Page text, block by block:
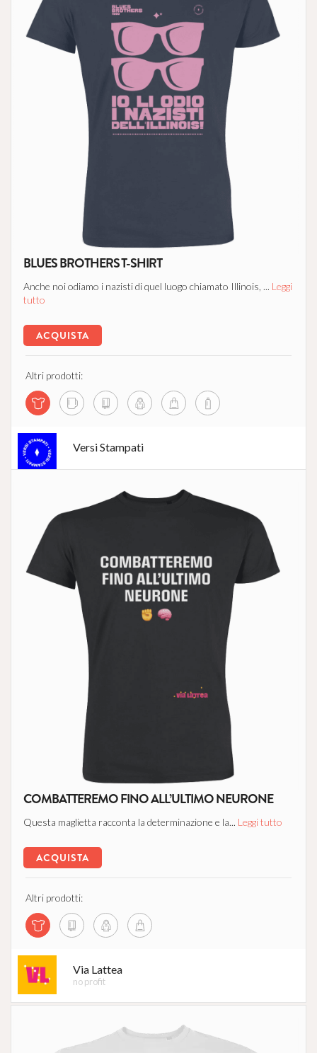
BLUES BROTHERS T-SHIRT
Anche noi odiamo i nazisti di quel luogo chiamato Illinois, ... Leggi
tutto
ACQUISTA
Altri prodotti:
Versi Stampati
COMBATTEREMO FINO ALL’ULTIMO NEURONE
Questa maglietta racconta la determinazione e la... Leggi tutto
ACQUISTA
Altri prodotti:
Via Lattea
no profit